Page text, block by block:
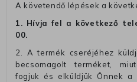
A követendő lépések a
1. Hívja fel a következő
00.
2. A termék cseréjéhez
becsomagolt terméket,
fogjuk és elküldjük Önnek